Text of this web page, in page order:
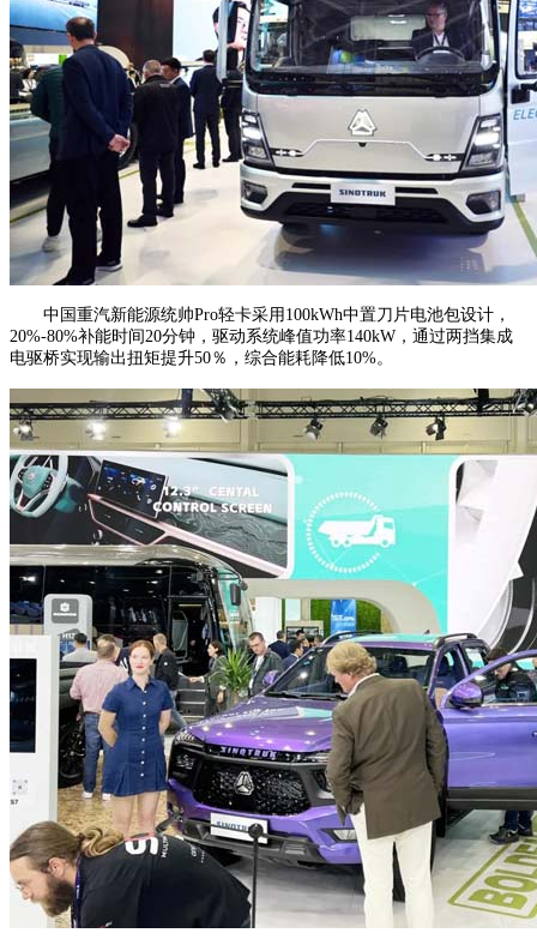
中国重汽新能源统帅Pro轻卡采用100kWh中置刀片电池包设计，
20%-80%补能时间20分钟，驱动系统峰值功率140kW，通过两挡集成
电驱桥实现输出扭矩提升50％，综合能耗降低10%。